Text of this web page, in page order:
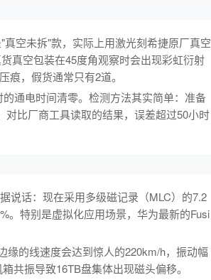
空未拆"款，实际上用激光刻希捷原厂真空
真空包装在45度角观察时会出现彩虹衍射
，假货通常只有2道。
通电时间清零。检测方法其实简单：准备
对比厂商工具读取的结果，误差超过50小时
说话：现在采用多级磁记录（MLC）的7.2
。特别是虚拟化应用场景，华为最新的Fusi
缘的线速度会达到惊人的220km/h，振动幅
共振导致16TB盘集体出现磁头偏移。